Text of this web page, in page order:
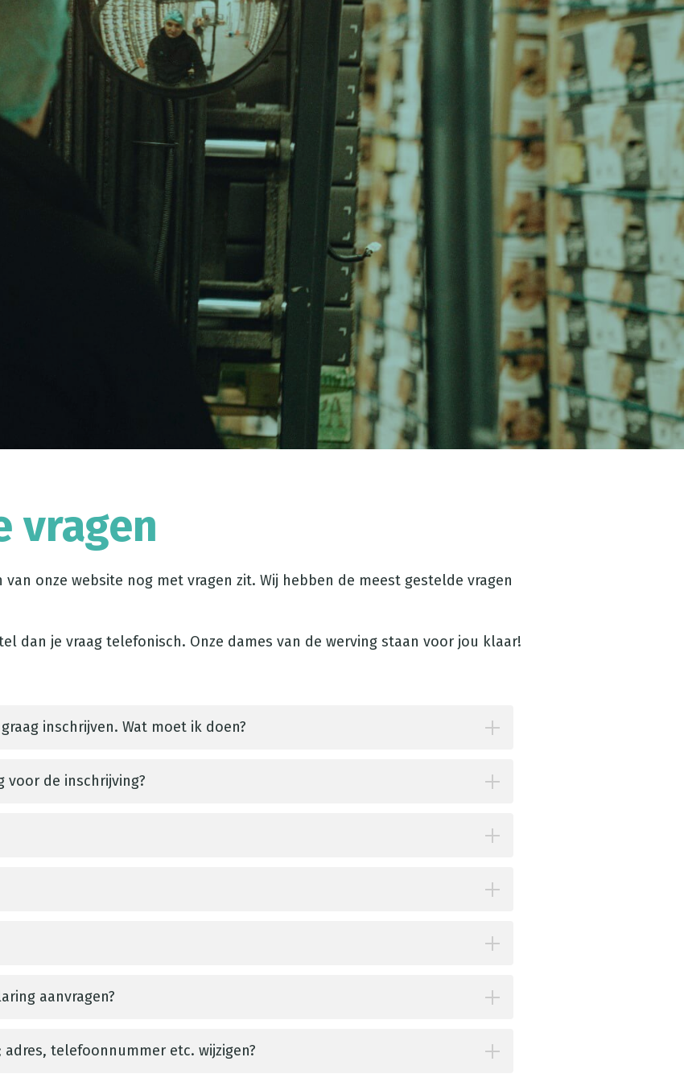
vragen
onze website nog met vragen zit. Wij hebben de meest gestelde vragen
dan je vraag telefonisch. Onze dames van de werving staan voor jou klaar!
inschrijven. Wat moet ik doen?
voor de inschrijving?
aanvragen?
telefoonnummer etc. wijzigen?